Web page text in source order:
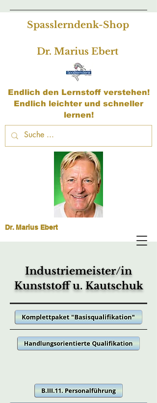
Spasslerndenk-Shop
Dr. Marius Ebert
Endlich den Lernstoff verstehen!
Endlich leichter und schneller
lernen!
Dr. Marius Ebert
Industriemeister/in
Kunststoff u. Kautschuk